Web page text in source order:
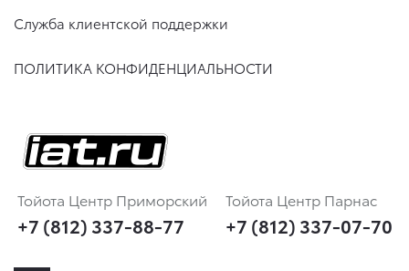
Служба клиентской поддержки
ПОЛИТИКА КОНФИДЕНЦИАЛЬНОСТИ
Тойота Центр Приморский
+7 (812) 337-88-77
Тойота Центр Парнас
+7 (812) 337-07-70